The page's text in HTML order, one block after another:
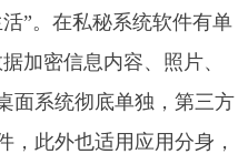
”。在私秘系统软件有单
加密信息内容、照片、
面系统彻底单独，第三方
，此外也适用应用分身，